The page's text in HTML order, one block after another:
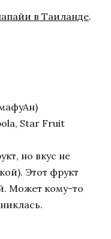
в Таиланде.
Star Fruit
но вкус не
Этот фрукт
Может кому-то